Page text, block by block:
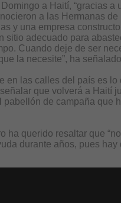
a Haití, “gracias a
a las Hermanas
y una empresa
sitio adecuado para
Cuando deje de ser
la necesite”, ha
en las calles del país es
que volverá a Haití
pabellón de campaña que
ha querido resaltar que
durante años, pues hay